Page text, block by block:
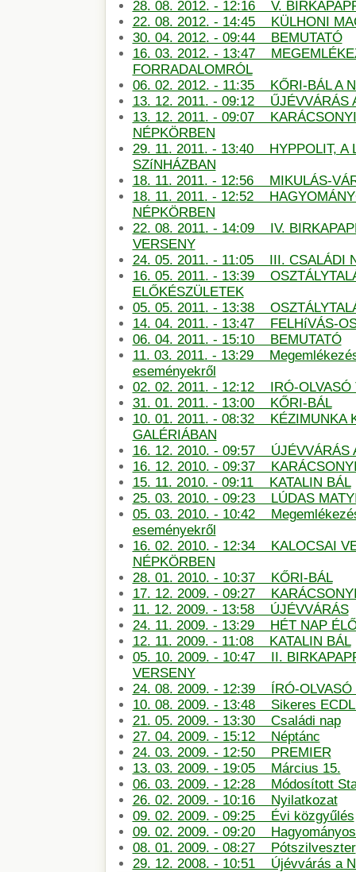
28. 08. 2012. - 12:16 V.
22. 08. 2012. - 14:45 KÜLHONI
30. 04. 2012. - 09:44 BEMUTATÓ
16. 03. 2012. - 13:47
FORRADALOMRÓL
06. 02. 2012. - 11:35 KŐRI-BÁL A
13. 12. 2011. - 09:12 ŰJÉVVÁRÁS
13. 12. 2011. - 09:07
NÉPKÖRBEN
29. 11. 2011. - 13:40 HYPPOLIT, A
SZíNHÁZBAN
18. 11. 2011. - 12:56 MIKULÁS-
18. 11. 2011. - 12:52
NÉPKÖRBEN
22. 08. 2011. - 14:09 IV.
VERSENY
24. 05. 2011. - 11:05 III. CSALÁDI
16. 05. 2011. - 13:39
ELŐKÉSZÜLETEK
05. 05. 2011. - 13:38
14. 04. 2011. - 13:47 FELHíVÁS-
06. 04. 2011. - 15:10 BEMUTATÓ
11. 03. 2011. - 13:29
eseményekről
02. 02. 2011. - 12:12 IRÓ-OLVASÓ
31. 01. 2011. - 13:00 KŐRI-BÁL
10. 01. 2011. - 08:32 KÉZIMUNKA
GALÉRIÁBAN
16. 12. 2010. - 09:57 ÚJÉVVÁRÁS
16. 12. 2010. - 09:37
15. 11. 2010. - 09:11 KATALIN BÁL
25. 03. 2010. - 09:23 LÚDAS
05. 03. 2010. - 10:42
eseményekről
16. 02. 2010. - 12:34 KALOCSAI
NÉPKÖRBEN
28. 01. 2010. - 10:37 KŐRI-BÁL
17. 12. 2009. - 09:27
11. 12. 2009. - 13:58 ÚJÉVVÁRÁS
24. 11. 2009. - 13:29 HÉT NAP
12. 11. 2009. - 11:08 KATALIN BÁL
05. 10. 2009. - 10:47 II.
VERSENY
24. 08. 2009. - 12:39 ÍRÓ-OLVASÓ
10. 08. 2009. - 13:48 Sikeres ECDL
21. 05. 2009. - 13:30 Családi nap
27. 04. 2009. - 15:12 Néptánc
24. 03. 2009. - 12:50 PREMIER
13. 03. 2009. - 19:05 Március 15.
06. 03. 2009. - 12:28 Módosított
26. 02. 2009. - 10:16 Nyilatkozat
09. 02. 2009. - 09:25 Évi közgyűlés
09. 02. 2009. - 09:20
08. 01. 2009. - 08:27 Pótszilveszter
29. 12. 2008. - 10:51 Újévvárás a